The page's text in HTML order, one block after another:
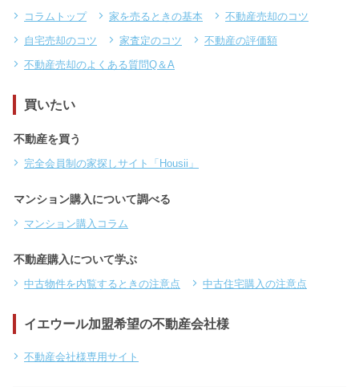
コラムトップ 家を売るときの基本
不動産売却のコツ
自宅売却のコツ
家査定のコツ
不動産の評価額
不動産売却のよくある質問Q＆A
買いたい
不動産を買う
完全会員制の家探しサイト「Housii」
マンション購入について調べる
マンション購入コラム
不動産購入について学ぶ
中古物件を内覧するときの注意点 中古住宅購入の注意点
イエウール加盟希望の不動産会社様
不動産会社様専用サイト